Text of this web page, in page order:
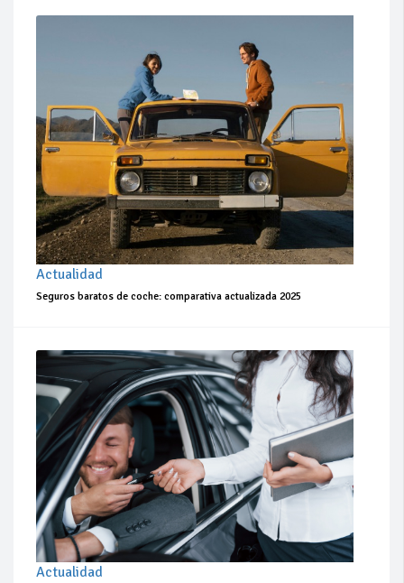
Actualidad
Seguros baratos de coche: comparativa actualizada 2025
Actualidad